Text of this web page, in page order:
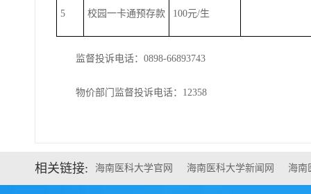
5 校园一卡通预存款 100元/生
监督投诉电话：0898-66893743
物价部门监督投诉电话：12358
相关链接: 海南医科大学官网 海南医科大学新闻网 海南